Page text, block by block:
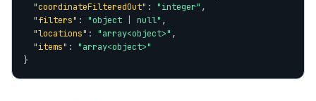
"coordinateFilteredOut" : "integer" ,
"filters" : "object | null" ,
"locations" : "array<object>" ,
"items" : "array<object>"
}